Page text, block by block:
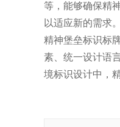
等，能够确保精
以适应新的需求
精神堡垒标识标
素、统一设计语
境标识设计中，